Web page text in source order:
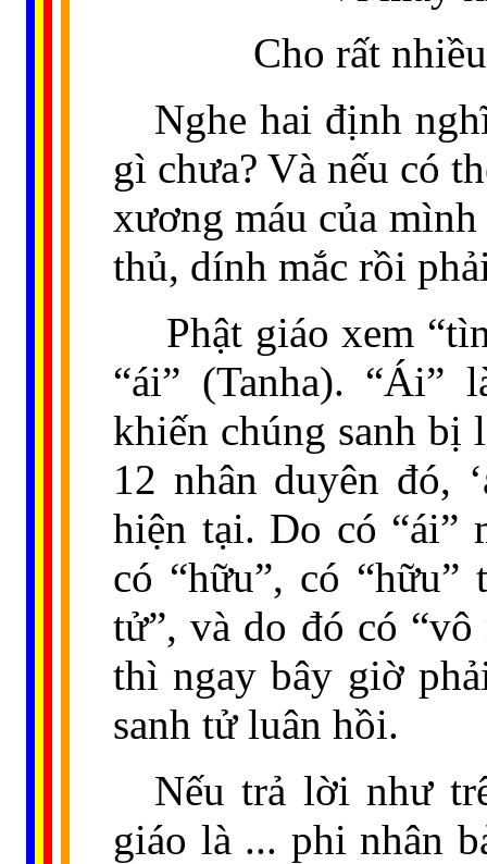
Cho rất
Nghe hai định
gì chưa? Và nếu có
xương máu của
thủ, dính mắc rồi
Phật giáo xem
“ái” (Tanha). “Ái”
khiến chúng sanh bị
12 nhân duyên đó,
hiện tại. Do có “ái”
có “hữu”, có “hữu”
tử”, và do đó có
thì ngay bây giờ
sanh tử luân hồi.
Nếu trả lời như
giáo là ... phi nhân